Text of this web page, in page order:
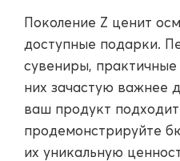
Поколение Z ценит
доступные подарки.
сувениры,
них зачастую важнее
ваш продукт подходит
продемонстрируйте
их уникальную